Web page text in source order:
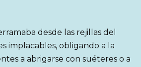
desde las rejillas del
implacables, obligando a la
a abrigarse con suéteres o a